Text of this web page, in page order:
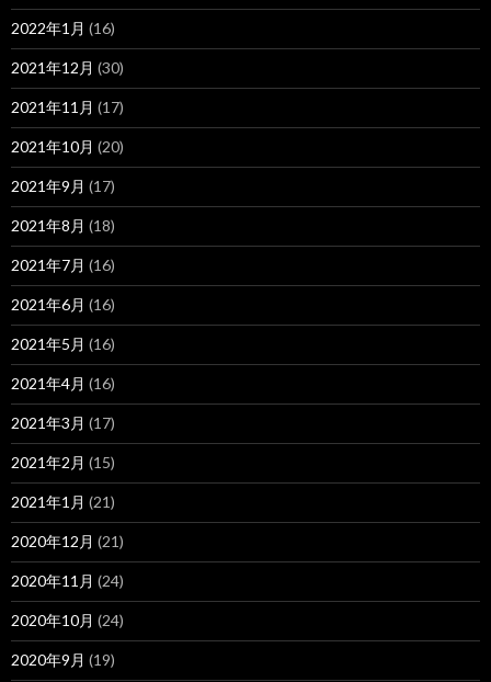
2022年1月 (16)
2021年12月 (30)
2021年11月 (17)
2021年10月 (20)
2021年9月 (17)
2021年8月 (18)
2021年7月 (16)
2021年6月 (16)
2021年5月 (16)
2021年4月 (16)
2021年3月 (17)
2021年2月 (15)
2021年1月 (21)
2020年12月 (21)
2020年11月 (24)
2020年10月 (24)
2020年9月 (19)